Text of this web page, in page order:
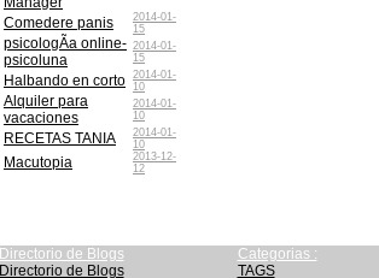
Comedere panis
2014-01-
15
psicologÃ­a online-
psicoluna
2014-01-
15
Halbando en corto 2014-01-
10
Alquiler para
vacaciones
2014-01-
10
RECETAS TANIA
2014-01-
10
Macutopia
2013-12-
12
Directorio de Blogs
Directorio de Blogs
Categorias :
TAGS